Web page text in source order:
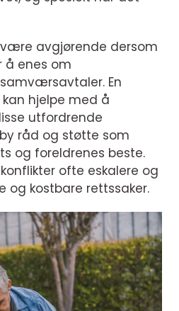
avgjørende dersom
å enes om
En
hjelpe med å
utfordrende
råd og støtte som
og foreldrenes beste.
ofte eskalere og
og kostbare rettssaker.